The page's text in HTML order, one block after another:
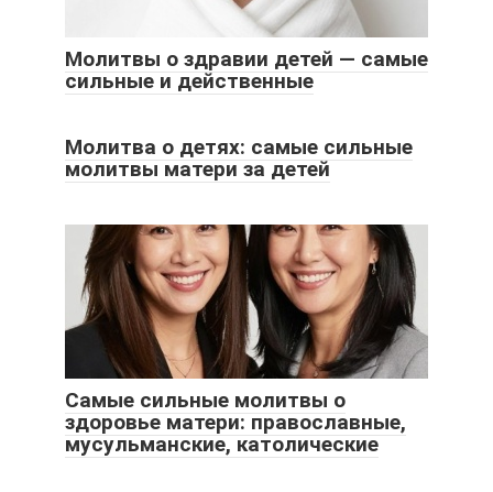
Молитвы о здравии детей — самые
сильные и действенные
Молитва о детях: самые сильные
молитвы матери за детей
Самые сильные молитвы о
здоровье матери: православные,
мусульманские, католические